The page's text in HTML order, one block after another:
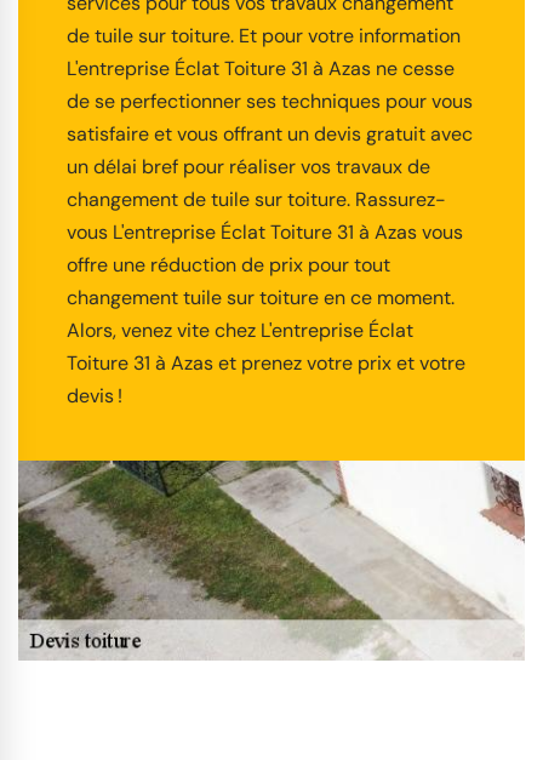
de tuile sur toiture. Et pour votre information
L'entreprise Éclat Toiture 31 à Azas ne cesse
de se perfectionner ses techniques pour vous
satisfaire et vous offrant un devis gratuit avec
un délai bref pour réaliser vos travaux de
changement de tuile sur toiture. Rassurez-
vous L'entreprise Éclat Toiture 31 à Azas vous
offre une réduction de prix pour tout
changement tuile sur toiture en ce moment.
Alors, venez vite chez L'entreprise Éclat
Toiture 31 à Azas et prenez votre prix et votre
devis !